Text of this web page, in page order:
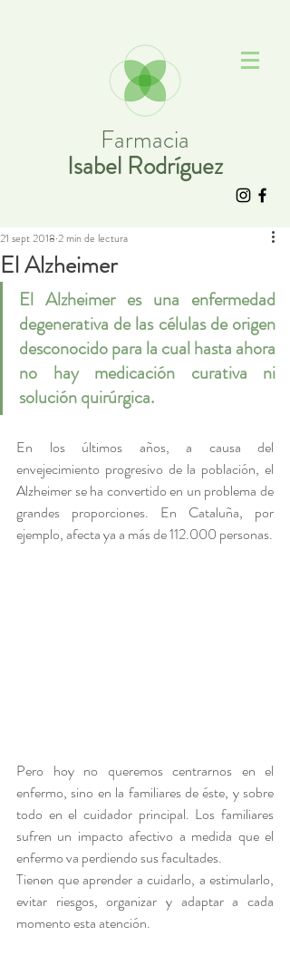
Farmacia
Isabel Rodríguez
El Alzheimer
21 sept 2018 2 min de lectura
El Alzheimer es una enfermedad
degenerativa de las células de origen
desconocido para la cual hasta ahora
no hay medicación curativa ni
solución quirúrgica.
En los últimos años, a causa del
envejecimiento progresivo de la población, el
Alzheimer se ha convertido en un problema de
grandes proporciones. En Cataluña, por
ejemplo, afecta ya a más de 112.000 personas.
Pero hoy no queremos centrarnos en el
enfermo, sino en la familiares de éste, y sobre
todo en el cuidador principal. Los familiares
sufren un impacto afectivo a medida que el
enfermo va perdiendo sus facultades.
Tienen que aprender a cuidarlo, a estimularlo,
evitar riesgos, organizar y adaptar a cada
momento esta atención.